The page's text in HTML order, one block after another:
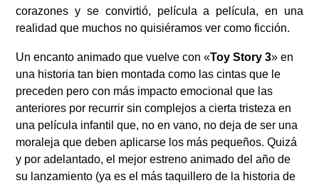
corazones y se convirtió, película a película, en una
realidad que muchos no quisiéramos ver como ficción.
Un encanto animado que vuelve con «Toy Story 3» en
una historia tan bien montada como las cintas que le
preceden pero con más impacto emocional que las
anteriores por recurrir sin complejos a cierta tristeza en
una película infantil que, no en vano, no deja de ser una
moraleja que deben aplicarse los más pequeños. Quizá
y por adelantado, el mejor estreno animado del año de
su lanzamiento (ya es el más taquillero de la historia de